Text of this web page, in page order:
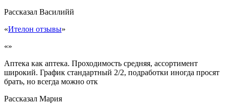
Рассказал Василийй
«Ителон отзывы»
«»
Аптека как аптека. Проходимость средняя, ассортимент
широкий. График стандартный 2/2, подработки иногда просят
брать, но всегда можно отк
Рассказал Мария